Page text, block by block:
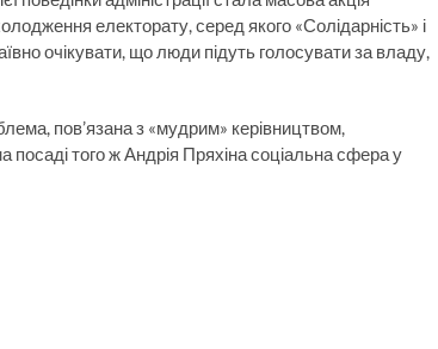
електорату, серед якого «Солідарність» і
очікувати, що люди підуть голосувати за владу,
пов’язана з «мудрим» керівництвом,
того ж Андрія Пряхіна соціальна сфера у